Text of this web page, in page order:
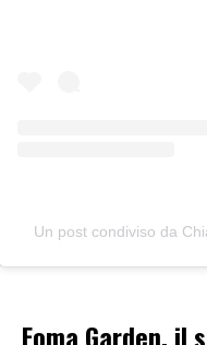
Un post condiviso da
Foma Garden, il